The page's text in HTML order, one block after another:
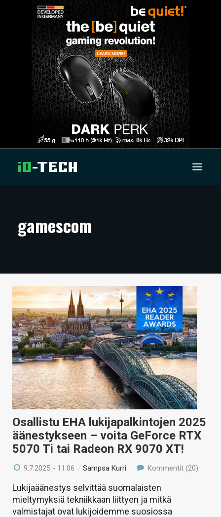
ARTIKKELIT
TECHBBS
TIETOA
HINTA.FI
KAUPPA
VAIHDA TEEMA
HAKU
gamescom
Osallistu EHA lukijapalkintojen 2025
äänestykseen – voita GeForce RTX
5070 Ti tai Radeon RX 9070 XT!
9.7.2025 - 11:06 /Sampsa Kurri Kommentit (20)
Lukijaäänestys selvittää suomalaisten
mieltymyksiä tekniikkaan liittyen ja mitkä
valmistajat ovat lukijoidemme suosiossa